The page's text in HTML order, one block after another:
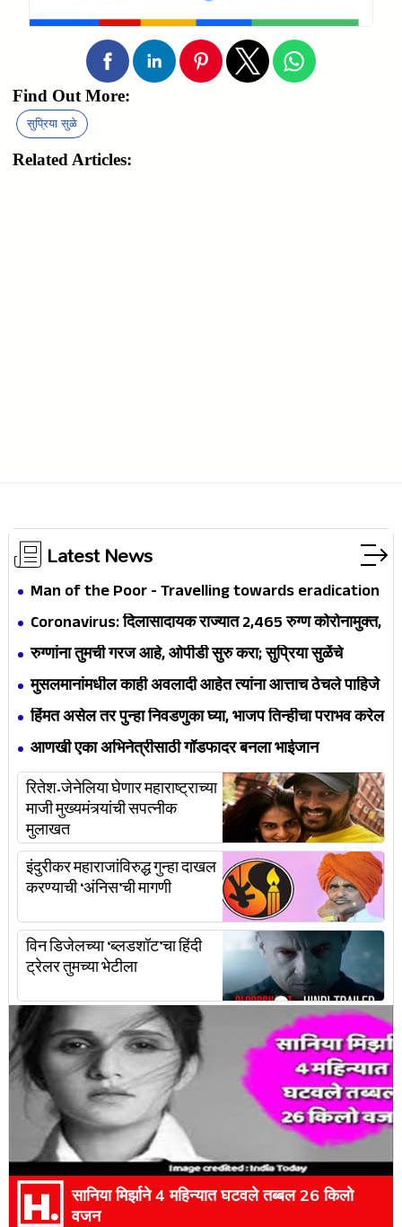
Find Out More:
सुप्रिया सुळे
Related Articles:
Latest News
Man of the Poor - Travelling towards eradication
of the Poor
Coronavirus: दिलासादायक राज्यात 2,465 रुग्ण कोरोनामुक्त,
एकूण रुग्णांची संख्या 14, 541 वर
रुग्णांना तुमची गरज आहे, ओपीडी सुरु करा; सुप्रिया सुळेंचे
डॉक्टरांना आवाहन
मुसलमानांमधील काही अवलादी आहेत त्यांना आत्ताच ठेचले पाहिजे
– राज ठाकरे
हिंमत असेल तर पुन्हा निवडणुका घ्या, भाजप तिन्हीचा पराभव करेल
- देवेंद्र फडणवीस
आणखी एका अभिनेत्रीसाठी गॉडफादर बनला भाईजान
रितेश-जेनेलिया घेणार महाराष्ट्राच्या
माजी मुख्यमंत्र्यांची सपत्नीक
मुलाखत
इंदुरीकर महाराजांविरुद्ध गुन्हा दाखल
करण्याची ‘अंनिस’ची मागणी
विन डिजेलच्या ‘ब्लडशॉट’चा हिंदी
ट्रेलर तुमच्या भेटीला
सानिया मिर्झाने 4 महिन्यात घटवले तब्बल 26 किलो
वजन